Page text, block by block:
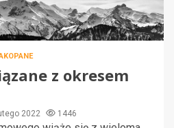
z okresem
2022 1446